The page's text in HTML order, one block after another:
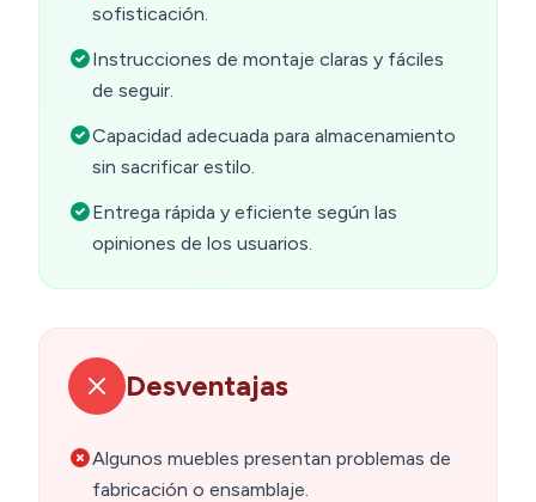
sofisticación.
Instrucciones de montaje claras y fáciles
de seguir.
Capacidad adecuada para almacenamiento
sin sacrificar estilo.
Entrega rápida y eficiente según las
opiniones de los usuarios.
Desventajas
Algunos muebles presentan problemas de
fabricación o ensamblaje.